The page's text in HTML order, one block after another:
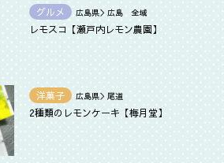
グルメ 広島県＞広島 全域
レモスコ【瀬戸内レモン農園】
洋菓子 広島県＞尾道
2種類のレモンケーキ【梅月堂】